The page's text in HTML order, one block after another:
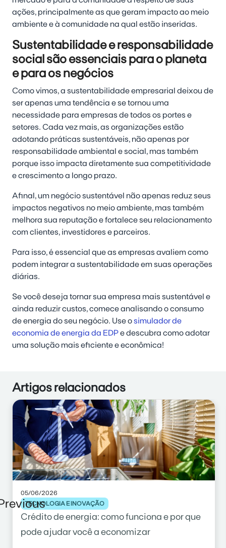
ações, principalmente as que geram impacto ao meio
ambiente e à comunidade na qual estão inseridas.
Sustentabilidade e responsabilidade
social são essenciais para o planeta
e para os negócios
Como vimos, a sustentabilidade empresarial deixou de
ser apenas uma tendência e se tornou uma
necessidade para empresas de todos os portes e
setores. Cada vez mais, as organizações estão
adotando práticas sustentáveis, não apenas por
responsabilidade ambiental e social, mas também
porque isso impacta diretamente sua competitividade
e crescimento a longo prazo.
Afinal, um negócio sustentável não apenas reduz seus
impactos negativos no meio ambiente, mas também
melhora sua reputação e fortalece seu relacionamento
com clientes, investidores e parceiros.
Para isso, é essencial que as empresas avaliem como
podem integrar a sustentabilidade em suas operações
diárias.
Se você deseja tornar sua empresa mais sustentável e
ainda reduzir custos, comece analisando o consumo
de energia do seu negócio. Use osimulador de
economia de energia da EDPe descubra como adotar
uma solução mais eficiente e econômica!
Artigos relacionados
05/06/2026
TECNOLOGIA E INOVAÇÃO
Crédito de energia: como funciona e por que
pode ajudar você a economizar